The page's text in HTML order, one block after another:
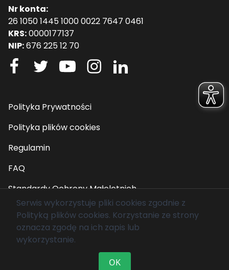
Nr konta:
26 1050 1445 1000 0022 7647 0461
KRS:0000177137
NIP:676 225 12 70
Polityka Prywatności
Polityka plików cookies
Regulamin
FAQ
Standardy Ochrony Małoletnich
© 2026 Fundacja Mam Marzenie. Wszelkie prawa
zastrzeżone.
Serwis wykorzystuje pliki cookies zgodnie z
Polityką plików cookies. Korzystanie ze strony
oznacza zgodę na ich zapis lub
wykorzystanie.
OK